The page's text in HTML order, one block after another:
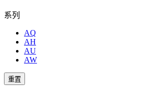
系列
AQ
AH
AU
AW
重置